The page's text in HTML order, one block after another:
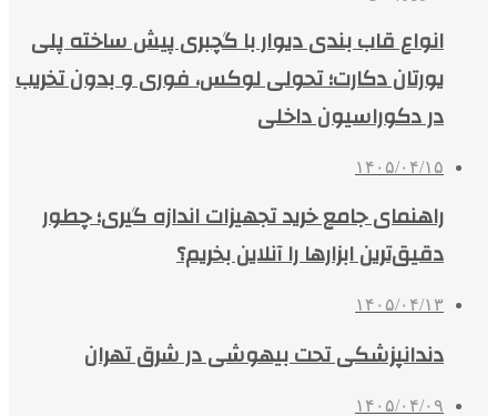
انواع قاب بندی دیوار با گچبری پیش ساخته پلی
یورتان دکارت؛ تحولی لوکس، فوری و بدون تخریب
در دکوراسیون داخلی
۱۴۰۵/۰۴/۱۵
راهنمای جامع خرید تجهیزات اندازه گیری؛ چطور
دقیق‌ترین ابزارها را آنلاین بخریم؟
۱۴۰۵/۰۴/۱۳
دندانپزشکی تحت بیهوشی در شرق تهران
۱۴۰۵/۰۴/۰۹